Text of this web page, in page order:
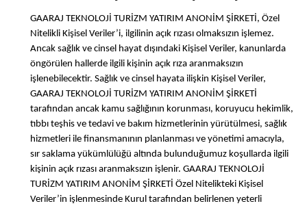
GAARAJ TEKNOLOJİ TURİZM YATIRIM ANONİM ŞİRKETİ, Özel
Nitelikli Kişisel Veriler’i, ilgilinin açık rızası olmaksızın işlemez.
Ancak sağlık ve cinsel hayat dışındaki Kişisel Veriler, kanunlarda
öngörülen hallerde ilgili kişinin açık rıza aranmaksızın
işlenebilecektir. Sağlık ve cinsel hayata ilişkin Kişisel Veriler,
GAARAJ TEKNOLOJİ TURİZM YATIRIM ANONİM ŞİRKETİ
tarafından ancak kamu sağlığının korunması, koruyucu hekimlik,
tıbbı teşhis ve tedavi ve bakım hizmetlerinin yürütülmesi, sağlık
hizmetleri ile finansmanının planlanması ve yönetimi amacıyla,
sır saklama yükümlülüğü altında bulunduğumuz koşullarda ilgili
kişinin açık rızası aranmaksızın işlenir. GAARAJ TEKNOLOJİ
TURİZM YATIRIM ANONİM ŞİRKETİ Özel Nitelikteki Kişisel
Veriler’in işlenmesinde Kurul tarafından belirlenen yeterli